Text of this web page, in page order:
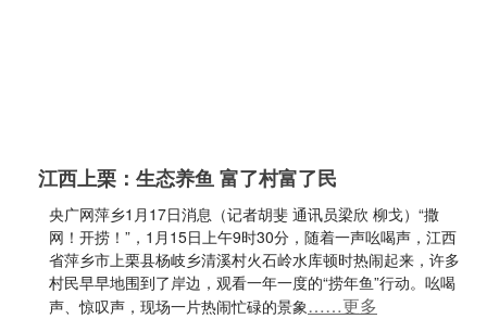
江西上栗：生态养鱼 富了村富了民
央广网萍乡1月17日消息（记者胡斐 通讯员梁欣 柳戈）“撒
网！开捞！”，1月15日上午9时30分，随着一声吆喝声，江西
省萍乡市上栗县杨岐乡清溪村火石岭水库顿时热闹起来，许多
村民早早地围到了岸边，观看一年一度的“捞年鱼”行动。吆喝
声、惊叹声，现场一片热闹忙碌的景象……更多